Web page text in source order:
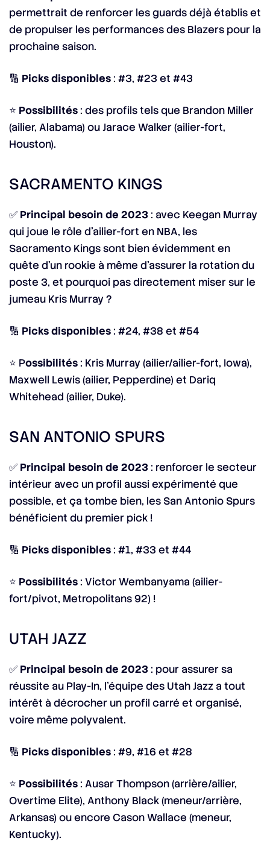
permettrait de renforcer les guards déjà établis et
de propulser les performances des Blazers pour la
prochaine saison.
🔢 Picks disponibles: #3, #23 et #43
⭐ Possibilités: des profils tels que Brandon Miller
(ailier, Alabama) ou Jarace Walker (ailier-fort,
Houston).
SACRAMENTO KINGS
✅ Principal besoin de 2023 : avec Keegan Murray
qui joue le rôle d’ailier-fort en NBA, les
Sacramento Kings sont bien évidemment en
quête d’un rookie à même d’assurer la rotation du
poste 3, et pourquoi pas directement miser sur le
jumeau Kris Murray ?
🔢 Picks disponibles: #24, #38 et #54
⭐ Possibilités: Kris Murray (ailier/ailier-fort, Iowa),
Maxwell Lewis (ailier, Pepperdine) et Dariq
Whitehead (ailier, Duke).
SAN ANTONIO SPURS
✅ Principal besoin de 2023 : renforcer le secteur
intérieur avec un profil aussi expérimenté que
possible, et ça tombe bien, les San Antonio Spurs
bénéficient du premier pick !
🔢 Picks disponibles: #1, #33 et #44
⭐ Possibilités: Victor Wembanyama (ailier-
fort/pivot, Metropolitans 92) !
UTAH JAZZ
✅ Principal besoin de 2023 : pour assurer sa
réussite au Play-In, l’équipe des Utah Jazz a tout
intérêt à décrocher un profil carré et organisé,
voire même polyvalent.
🔢 Picks disponibles: #9, #16 et #28
⭐ Possibilités: Ausar Thompson (arrière/ailier,
Overtime Elite), Anthony Black (meneur/arrière,
Arkansas) ou encore Cason Wallace (meneur,
Kentucky).